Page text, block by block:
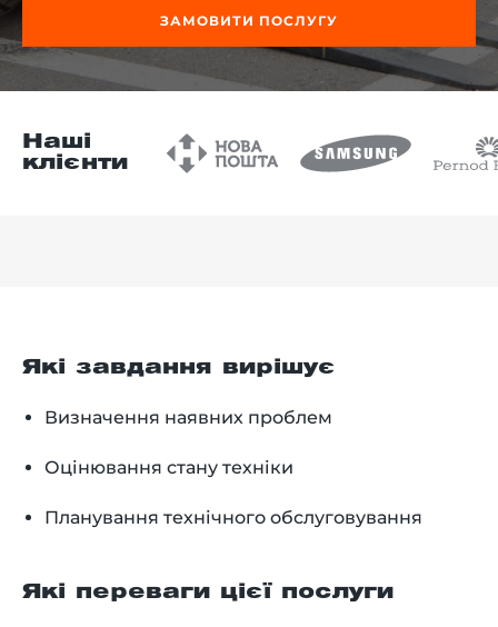
ЗАМОВИТИ ПОСЛУГУ
Наші
клієнти
Які завдання вирішує
Визначення наявних проблем
Оцінювання стану техніки
Планування технічного обслуговування
Які переваги цієї послуги